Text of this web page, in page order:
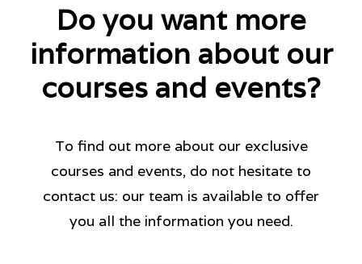
Do you want more
information about our
courses and events?
To find out more about our exclusive
courses and events, do not hesitate to
contact us: our team is available to offer
you all the information you need.